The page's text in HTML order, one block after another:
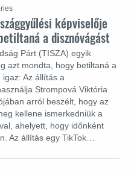
képviselője
a disznóvágást
Párt (TISZA) egyik
azt mondta, hogy betiltaná a
Az állítás a
Strompová Viktória
arról beszélt, hogy az
kellene ismerkedniük a
ahelyett, hogy időnként
Az állítás egy TikTok…